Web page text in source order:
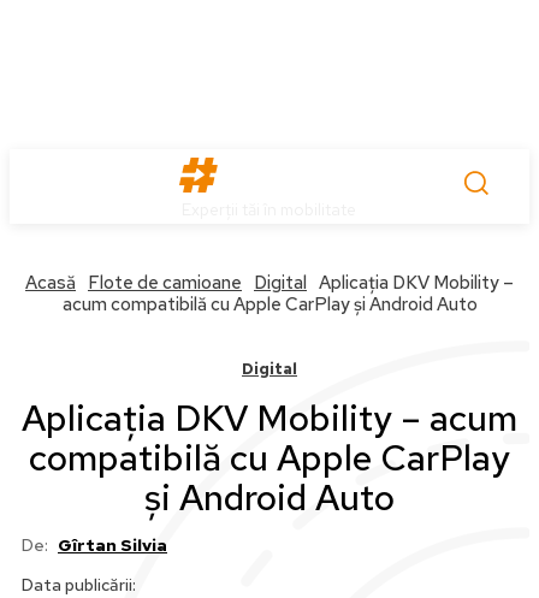
Acasă Flote de camioane Digital Aplicația DKV Mobility –
acum compatibilă cu Apple CarPlay și Android Auto
Digital
Aplicația DKV Mobility – acum
compatibilă cu Apple CarPlay
și Android Auto
De: Gîrtan Silvia
Data publicării: